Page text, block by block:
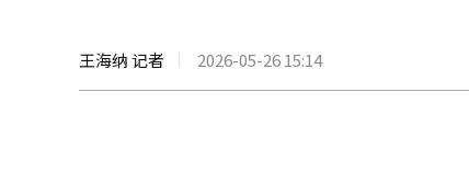
王海纳 记者 2026-05-26 15:14